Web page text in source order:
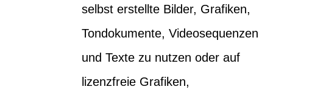
selbst erstellte Bilder, Grafiken,
Tondokumente, Videosequenzen
und Texte zu nutzen oder auf
lizenzfreie Grafiken,